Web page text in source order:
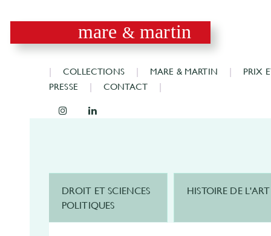
mare & martin
COLLECTIONS MARE & MARTIN
PRIX
PRESSE
CONTACT
DROIT ET SCIENCES
POLITIQUES
HISTOIRE DE L'ART